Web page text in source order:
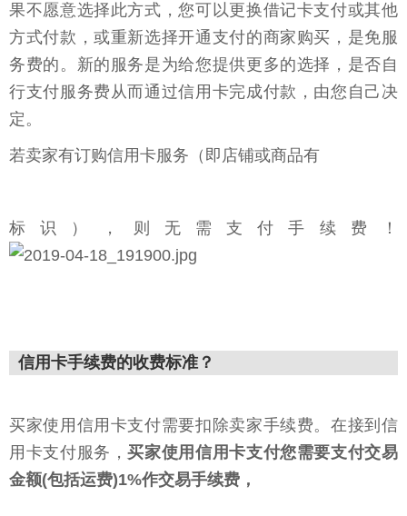
果不愿意选择此方式，您可以更换借记卡支付或其他
方式付款，或重新选择开通支付的商家购买，是免服
务费的。新的服务是为给您提供更多的选择，是否自
行支付服务费从而通过信用卡完成付款，由您自己决
定。
若卖家有订购信用卡服务（即店铺或商品有
标识），则无需支付手续费！
信用卡手续费的收费标准？
买家使用信用卡支付需要扣除卖家手续费。在接到信
用卡支付服务，买家使用信用卡支付您需要支付交易
金额(包括运费)1%作交易手续费，